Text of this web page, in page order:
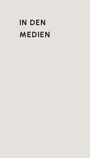
IN DEN
MEDIEN